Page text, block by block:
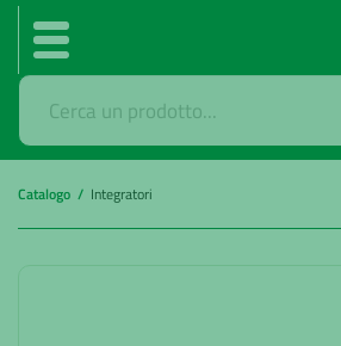
Catalogo / Integratori